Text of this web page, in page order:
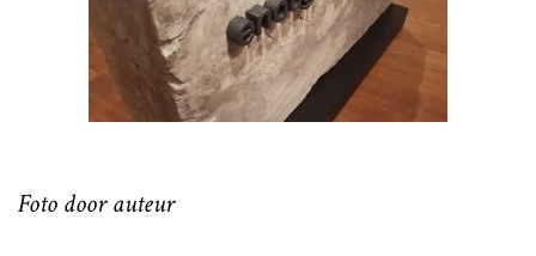
Foto door auteur